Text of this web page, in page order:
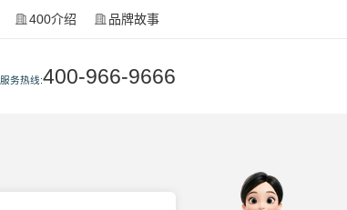
400介绍 品牌故事
务热线:400-966-9666